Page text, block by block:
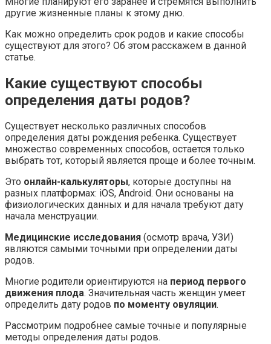
другие жизненные планы к этому дню.
Как можно определить срок родов и какие способы
существуют для этого? Об этом расскажем в данной
статье.
Какие существуют способы
определения даты родов?
Существует несколько различных способов
определения даты рождения ребенка. Существует
множество современных способов, остается только
выбрать тот, который является проще и более точным.
Это онлайн-калькуляторы, которые доступны на
разных платформах: iOS, Android. Они основаны на
физиологических данных и для начала требуют дату
начала менструации.
Медицинские исследования (осмотр врача, УЗИ)
являются самыми точными при определении даты
родов.
Многие родители ориентируются на период первого
движения плода. Значительная часть женщин умеет
определить дату родов по моменту овуляции.
Рассмотрим подробнее самые точные и популярные
методы определения даты родов.